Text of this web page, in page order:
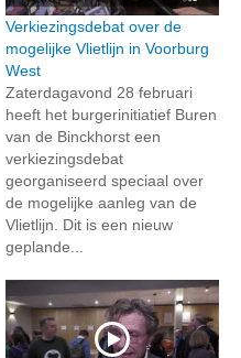
Verkiezingsdebat over de
mogelijke Vlietlijn in Voorburg
West
Zaterdagavond 28 februari
heeft het burgerinitiatief Buren
van de Binckhorst een
verkiezingsdebat
georganiseerd speciaal over
de mogelijke aanleg van de
Vlietlijn. Dit is een nieuw
geplande...